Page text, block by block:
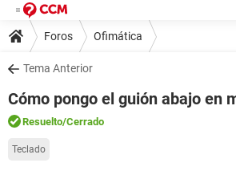
Foros Ofimática
Tema Anterior
Cómo pongo el guión abajo en
Resuelto/Cerrado
Teclado